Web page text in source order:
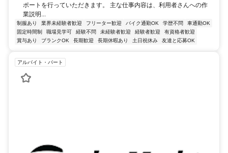
ポートを行っていただきます。 主な仕事内容は、利用者さんへの作
業説明...
制服あり 業界未経験者歓迎 フリーター歓迎 バイク通勤OK 学歴不問
車通勤OK
固定時間制
職場見学可 経験不問 未経験者歓迎 経験者歓迎
有資格者歓迎
賞与あり
ブランクOK 長期歓迎 長期休暇あり 土日祝休み 友達と応募OK
アルバイト・パート